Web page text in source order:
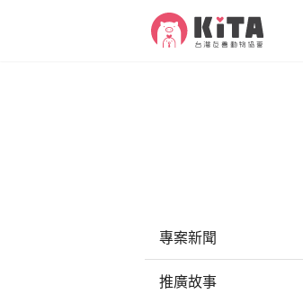
KiTA台灣友善動物協會
專案新聞
推廣故事